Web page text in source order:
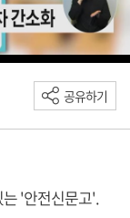
공유하기
는 '안전신문고'.